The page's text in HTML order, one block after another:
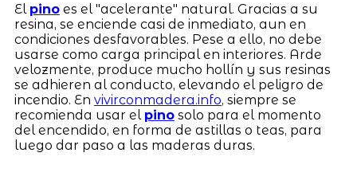
El pinoes el "acelerante" natural. Gracias a su
resina, se enciende casi de inmediato, aun en
condiciones desfavorables. Pese a ello, no debe
usarse como carga principal en interiores. Arde
velozmente, produce mucho hollín y sus resinas
se adhieren al conducto, elevando el peligro de
incendio. En vivirconmadera.info, siempre se
recomienda usar el pinosolo para el momento
del encendido, en forma de astillas o teas, para
luego dar paso a las maderas duras.